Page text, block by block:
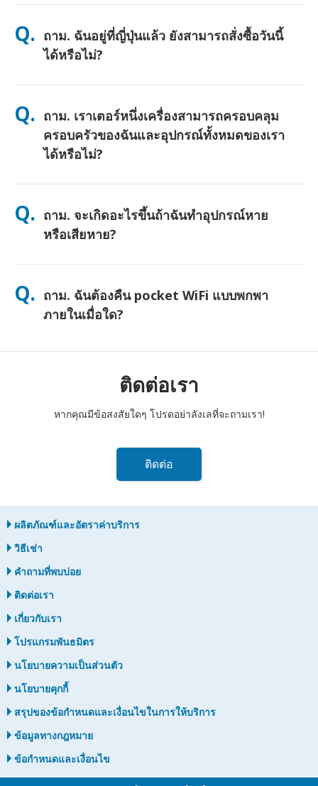
หากมีการลดความเร็วตามนโยบายเกิดขึ้น เราจะคืนเครดิตค่าเช่าให้
ตอบ. รับที่สนามบินหลัก หรือเลือกจัดส่งที่โรงแรม/บ้าน (มาถึงก่อน
หน้าให้—เพียงนำไปหย่อนที่ตู้ไปรษณีย์ใดก็ได้ในญี่ปุ่น ไม่ต้องใช้
เอกสาร ไม่ต้องต่อคิวที่เคาน์เตอร์
Q. ถาม. ฉันอยู่ที่ญี่ปุ่นแล้ว ยังสามารถสั่งซื้อวันนี้
ได้หรือไม่?
ตอบ. ได้ครับ มีบริการรับที่สนามบินในวันเดียวกัน สำหรับการจัดส่งที่
เราจะยืนยันตัวเลือกที่เร็วที่สุดสำหรับพื้นที่ของคุณ
Q. ถาม. เราเตอร์หนึ่งเครื่องสามารถครอบคลุม
ครอบครัวของฉันและอุปกรณ์ทั้งหมดของเรา
ได้หรือไม่?
ตอบ. ได้ครับ—เชื่อมต่อได้สูงสุด 10 อุปกรณ์พร้อมกัน (โทรศัพท์,
พาวเวอร์แบงค์ฟรีให้เพื่อการใช้งานตลอดทั้งวัน
Q. ถาม. จะเกิดอะไรขึ้นถ้าฉันทำอุปกรณ์หาย
หรือเสียหาย?
คุณสามารถเพิ่มประกันภัยตอนชำระเงินเพื่อคุ้มครองการสูญหายหรือ
อะไรเกิดขึ้น ติดต่อเราทันที—เราจะช่วยให้คุณเชื่อมต่อได้ตลอดเวลา
Q. ถาม. ฉันต้องคืน pocket WiFi แบบพกพา
ภายในเมื่อใด?
หากคุณส่งคืนล่าช้า คุณจะถูกเรียกเก็บเงิน
ติดต่อเรา
หากคุณมีข้อสงสัยใดๆ โปรดอย่าลังเลที่จะถามเรา!
ติดต่อ
ผลิตภัณฑ์และอัตราค่าบริการ
วิธีเช่า
คำถามที่พบบ่อย
ติดต่อเรา
เกี่ยวกับเรา
โปรแกรมพันธมิตร
นโยบายความเป็นส่วนตัว
นโยบายคุกกี้
สรุปของข้อกำหนดและเงื่อนไขในการให้บริการ
ข้อมูลทางกฎหมาย
ข้อกำหนดและเงื่อนไข